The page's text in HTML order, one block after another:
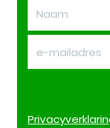
Privacy